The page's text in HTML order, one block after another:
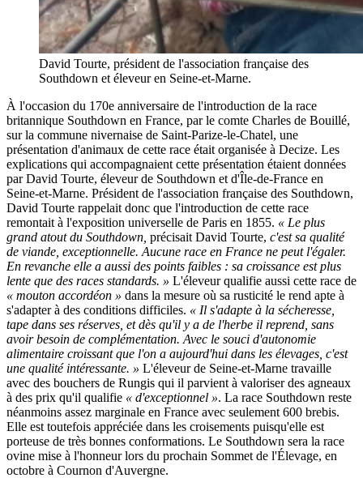
David Tourte, président de l'association française des
Southdown et éleveur en Seine-et-Marne.
À l'occasion du 170e anniversaire de l'introduction de la race
britannique Southdown en France, par le comte Charles de Bouillé,
sur la commune nivernaise de Saint-Parize-le-Chatel, une
présentation d'animaux de cette race était organisée à Decize. Les
explications qui accompagnaient cette présentation étaient données
par David Tourte, éleveur de Southdown et d'Île-de-France en
Seine-et-Marne. Président de l'association française des Southdown,
David Tourte rappelait donc que l'introduction de cette race
remontait à l'exposition universelle de Paris en 1855. « Le plus
grand atout du Southdown, précisait David Tourte, c'est sa qualité
de viande, exceptionnelle. Aucune race en France ne peut l'égaler.
En revanche elle a aussi des points faibles : sa croissance est plus
lente que des races standards. » L'éleveur qualifie aussi cette race de
« mouton accordéon » dans la mesure où sa rusticité le rend apte à
s'adapter à des conditions difficiles. « Il s'adapte à la sécheresse,
tape dans ses réserves, et dès qu'il y a de l'herbe il reprend, sans
avoir besoin de complémentation. Avec le souci d'autonomie
alimentaire croissant que l'on a aujourd'hui dans les élevages, c'est
une qualité intéressante. » L'éleveur de Seine-et-Marne travaille
avec des bouchers de Rungis qui il parvient à valoriser des agneaux
à des prix qu'il qualifie « d'exceptionnel ». La race Southdown reste
néanmoins assez marginale en France avec seulement 600 brebis.
Elle est toutefois appréciée dans les croisements puisqu'elle est
porteuse de très bonnes conformations. Le Southdown sera la race
ovine mise à l'honneur lors du prochain Sommet de l'Élevage, en
octobre à Cournon d'Auvergne.